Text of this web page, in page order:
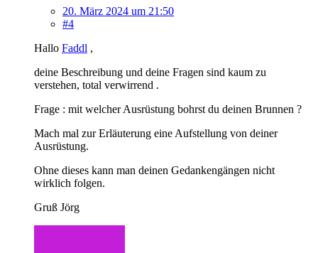
20. März 2024 um 21:50
#4
Hallo Faddl ,
deine Beschreibung und deine Fragen sind kaum zu
verstehen, total verwirrend .
Frage : mit welcher Ausrüstung bohrst du deinen Brunnen ?
Mach mal zur Erläuterung eine Aufstellung von deiner
Ausrüstung.
Ohne dieses kann man deinen Gedankengängen nicht
wirklich folgen.
Gruß Jörg